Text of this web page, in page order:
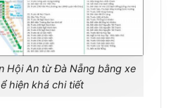
Hội An từ Đà Nẵng bằng xe
hiện khá chi tiết